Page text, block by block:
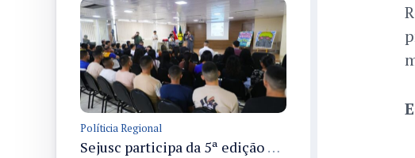
Políticia Regional
Sejusc participa da 5ª edição do Caminhos Literários com foco na cultura hip-hop nas unidades socioeducativas